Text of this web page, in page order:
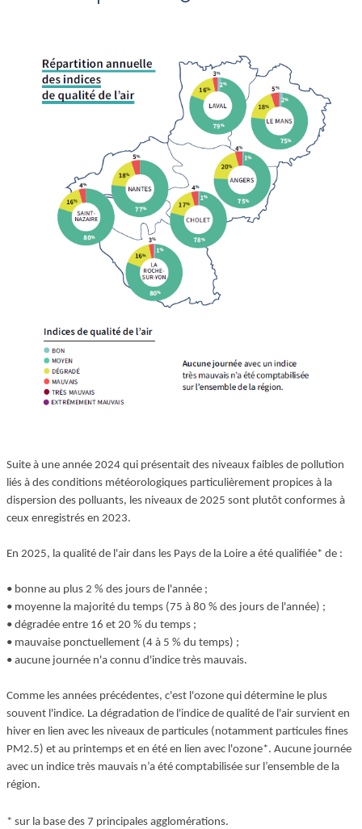
Suite à une année 2024 qui présentait des niveaux faibles de pollution
liés à des conditions météorologiques particulièrement propices à la
dispersion des polluants, les niveaux de 2025 sont plutôt conformes à
ceux enregistrés en 2023.
En 2025, la qualité de l'air dans les Pays de la Loire a été qualifiée* de :
• bonne au plus 2 % des jours de l'année ;
• moyenne la majorité du temps (75 à 80 % des jours de l'année) ;
• dégradée entre 16 et 20 % du temps ;
• mauvaise ponctuellement (4 à 5 % du temps) ;
• aucune journée n'a connu d'indice très mauvais.
Comme les années précédentes, c'est l'ozone qui détermine le plus
souvent l'indice. La dégradation de l'indice de qualité de l'air survient en
hiver en lien avec les niveaux de particules (notamment particules fines
PM2.5) et au printemps et en été en lien avec l'ozone*. Aucune journée
avec un indice très mauvais n’a été comptabilisée sur l’ensemble de la
région.
* sur la base des 7 principales agglomérations.